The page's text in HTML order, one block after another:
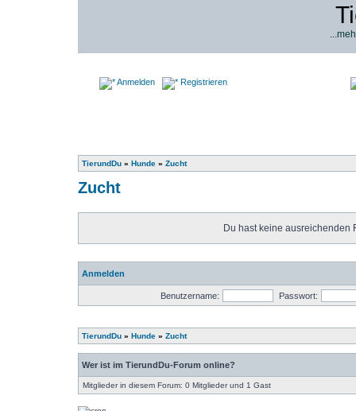
Anmelden Registrieren
TierundDu » Hunde » Zucht
Zucht
Du hast keine ausreichenden
Anmelden
Benutzername: Passwort:
TierundDu » Hunde » Zucht
Wer ist im TierundDu-Forum online?
Mitglieder in diesem Forum: 0 Mitglieder und 1 Gast